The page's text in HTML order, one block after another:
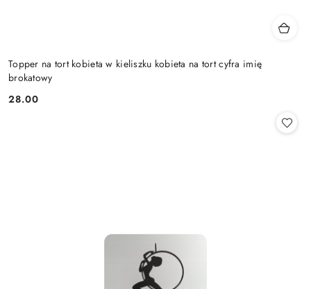
Topper na tort kobieta w kieliszku kobieta na tort cyfra imię
brokatowy
Cena:
28.00